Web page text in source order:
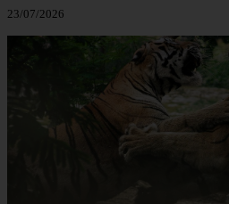
23/07/2026